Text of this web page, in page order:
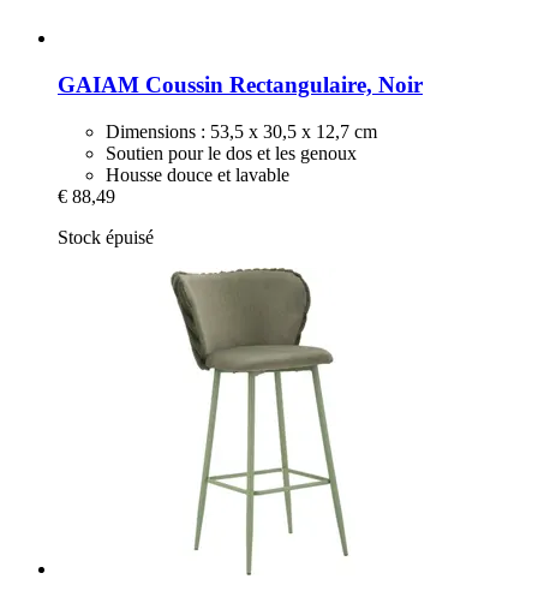
GAIAM Coussin Rectangulaire, Noir
Dimensions : 53,5 x 30,5 x 12,7 cm
Soutien pour le dos et les genoux
Housse douce et lavable
€ 88,49
Stock épuisé